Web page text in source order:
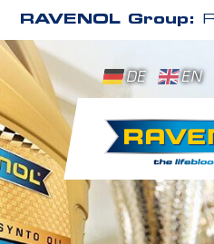
RAVENOL Group:
DE EN